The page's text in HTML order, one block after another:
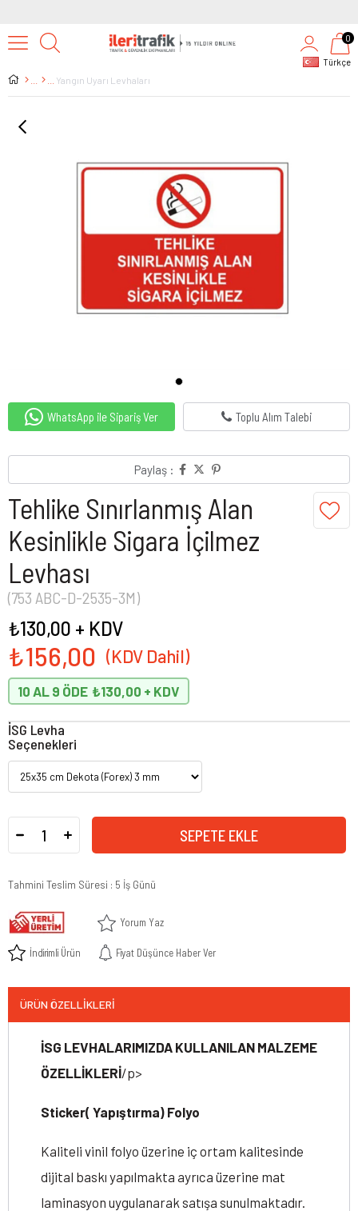
Türkçe
0
Yangın Uyarı Levhaları
WhatsApp ile Sipariş Ver Toplu Alım Talebi
Paylaş :
Tehlike Sınırlanmış Alan
Kesinlikle Sigara İçilmez
Levhası
(753 ABC-D-2535-3M)
₺156,00
₺130,00 + KDV
10 AL 9 ÖDE ₺130,00
İSG Levha
Seçenekleri
Tahmini Teslim Süresi : 5 İş Günü
Yorum Yaz
İndirimli Ürün Fiyat Düşünce Haber Ver
ÜRÜN ÖZELLIKLERI
İSG LEVHALARIMIZDA KULLANILAN MALZEME
ÖZELLİKLERİ/p>
Sticker( Yapıştırma) Folyo
Kaliteli vinil folyo üzerine iç ortam kalitesinde
dijital baskı yapılmakta ayrıca üzerine mat
laminasyon uygulanarak satışa sunulmaktadır.